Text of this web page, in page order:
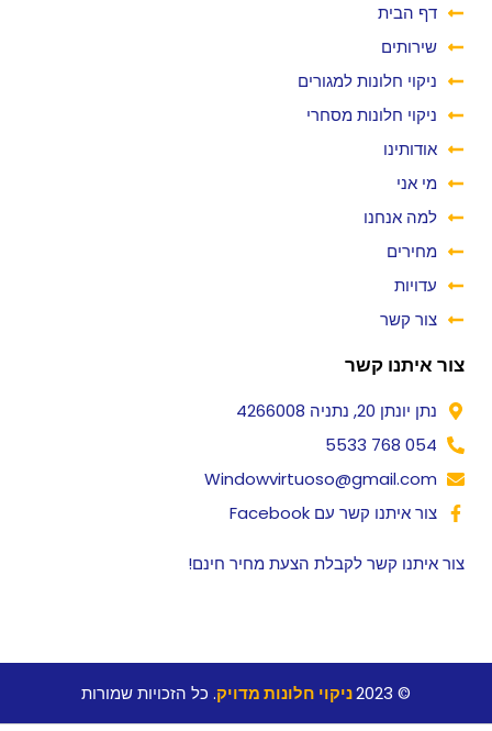
דף הבית
שירותים
ניקוי חלונות למגורים
ניקוי חלונות מסחרי
אודותינו
מי אני
למה אנחנו
מחירים
עדויות
צור קשר
צור איתנו קשר
נתן יונתן 20, נתניה 4266008
054 768 5533
Windowvirtuoso@gmail.com
צור איתנו קשר עם Facebook
צור איתנו קשר לקבלת הצעת מחיר חינם!
© 2023 ניקוי חלונות מדויק. כל הזכויות שמורות